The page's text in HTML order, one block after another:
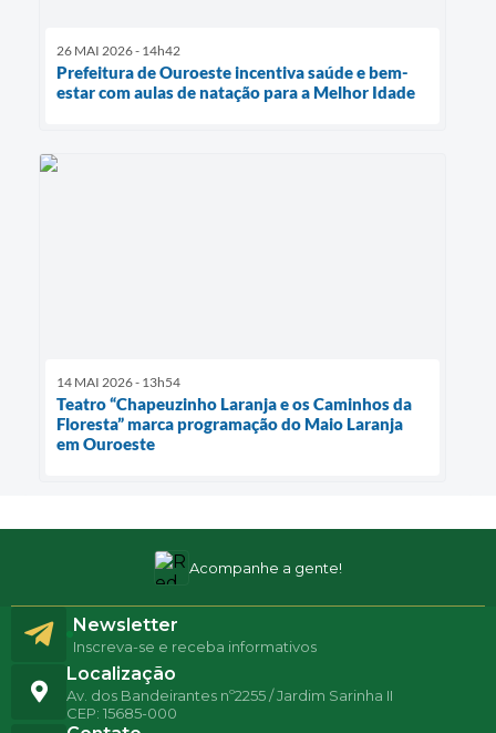
26 MAI 2026 - 14h42
Prefeitura de Ouroeste incentiva saúde e bem-
estar com aulas de natação para a Melhor Idade
14 MAI 2026 - 13h54
Teatro “Chapeuzinho Laranja e os Caminhos da
Floresta” marca programação do Maio Laranja
em Ouroeste
Acompanhe a gente!
Localização
Av. dos Bandeirantes nº2255 / Jardim Sarinha II
CEP: 15685-000
Newsletter
Inscreva-se e receba informativos